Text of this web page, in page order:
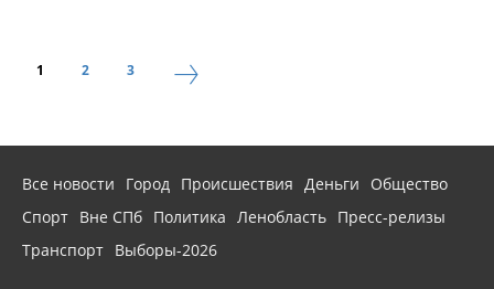
1 2 3
Все новости Город Происшествия Деньги
Общество
Спорт Вне СПб Политика Ленобласть Пресс-релизы
Транспорт Выборы-2026